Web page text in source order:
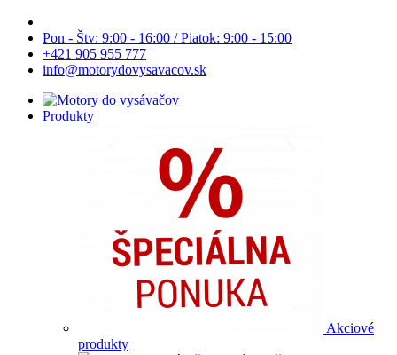
Pon - Štv: 9:00 - 16:00 / Piatok: 9:00 - 15:00
+421 905 955 777
info@motorydovysavacov.sk
Produkty
Akciové
produkty